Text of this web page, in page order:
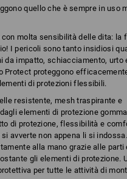
quello che è sempre in uso
molta sensibilità delle dita: la
I pericoli sono tanto insidiosi
da impatto, schiacciamento, urto
Protect proteggono
di protezioni flessibili.
resistente, mesh traspirante e
elementi di protezione
di protezione, flessibilità e
avverte non appena li si
alla mano grazie alle parti
gli elementi di protezione.
per tutte le attività di